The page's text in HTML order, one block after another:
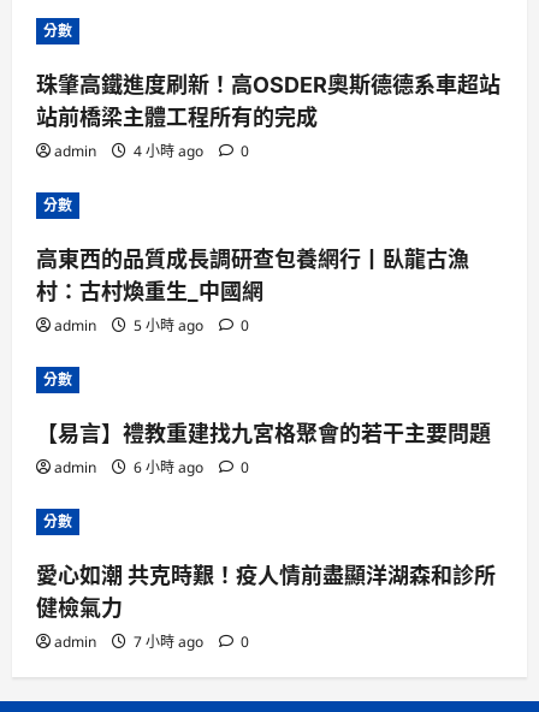
分數
珠肇高鐵進度刷新！高OSDER奧斯德德系車超站
站前橋梁主體工程所有的完成
admin 4 小時 ago 0
分數
高東西的品質成長調研查包養網行丨臥龍古漁
村：古村煥重生_中國網
admin 5 小時 ago 0
分數
【易言】禮教重建找九宮格聚會的若干主要問題
admin 6 小時 ago 0
分數
愛心如潮 共克時艱！疫人情前盡顯洋湖森和診所
健檢氣力
admin 7 小時 ago 0